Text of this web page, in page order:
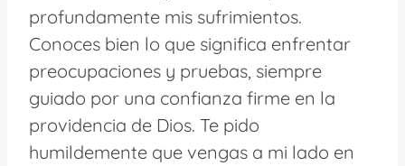
profundamente mis sufrimientos.
Conoces bien lo que significa enfrentar
preocupaciones y pruebas, siempre
guiado por una confianza firme en la
providencia de Dios. Te pido
humildemente que vengas a mi lado en